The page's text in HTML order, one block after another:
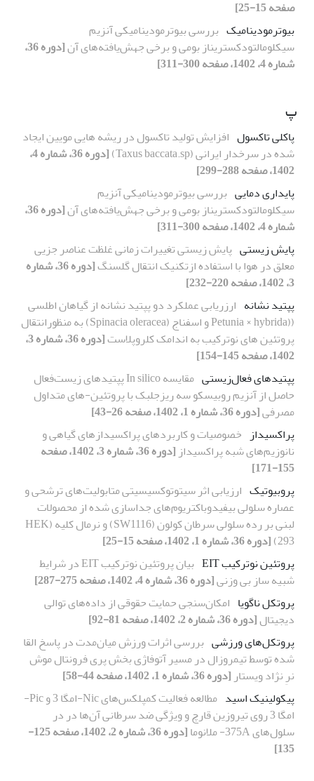
صفحه 15-25]
بیوترمودینامیک بررسی بیوترمودینامیکی آنزیم
سیکلومالتودکستریناز بومی و برخی جهش‌یافته‌های آن
[دوره 36،
شماره 4، 1402، صفحه 300-311]
پ
پاکلی تاکسول افزایش تولید تاکسول در ریشه هایی مویین ایجاد
شده در سرخدار ایرانی (Taxus baccata.sp)
[دوره 36، شماره 4،
1402، صفحه 288-299]
پایداری دمایی بررسی بیوترمودینامیکی آنزیم
سیکلومالتودکستریناز بومی و برخی جهش‌یافته‌های آن
[دوره 36،
شماره 4، 1402، صفحه 300-311]
پایش زیستی پایش زیستی تغییرات زمانی غلظت عناصر جزیی
معلق در هوا با استفاده ازتکنیک انتقال گلسنگ
[دوره 36، شماره
3، 1402، صفحه 220-232]
پپتید نشانه ارزریابی عملکرد دو پپتید نشانه از گیاهان اطلسی
((Petunia × hybrida و اسفناج (Spinacia oleracea) به منظورانتقال
پروتئین های نوترکیب به اندامک کلروپلاست
[دوره 36، شماره 3،
1402، صفحه 145-154]
پپتیدهای فعال‌زیستی
مقایسه In silico پپتیدهای زیست‌فعال
حاصل از آنزیم روبیسکو سه ریزجلبک با پروتئین-های متداول
مصرفی[دوره 36، شماره 1، 1402، صفحه 26-43]
پراکسیداز خصوصیات و کاربردهای پراکسیدازهای گیاهی و
نانوزیم‌های شبه پراکسیداز
[دوره 36، شماره 3، 1402، صفحه
155-171]
پروبیوتیک ارزیابی اثر سیتوتوکسیسیتی متابولیت‌های ترشحی و
عصاره سلولی بیفیدوباکتریوم‌های جداسازی شده از محصولات
لبنی بر رده سلولی سرطان کولون (SW1116) و نرمال کلیه (HEK
293) [دوره 36، شماره 1، 1402، صفحه 15-25]
پروتئین نوترکیب EIT
بیان پروتئین نوترکیب EIT در شرایط
شبیه ساز بی وزنی[دوره 36، شماره 4، 1402، صفحه 275-287]
پروتکل ناگویا امکان‌سنجی حمایت حقوقی از داده‌های توالی
دیجیتال[دوره 36، شماره 2، 1402، صفحه 81-92]
پروتکل‌های ورزشی بررسی اثرات ورزش میان‌مدت در پاسخ القا
شده توسط تیمروزال در مسیر آتوفاژی بخش پری فرونتال موش
نرِ نژاد ویستار [دوره 36، شماره 1، 1402، صفحه 44-58]
پیکولینیک اسید
مطالعه فعالیت کمپلکس‌های Nic-امگا 3 و Pic-
امگا 3 روی تیروزین قارچ و ویژگی ضد سرطانی آن‌ها در در
سلول‌های 375A- ملانوما
[دوره 36، شماره 2، 1402، صفحه 125-
135]